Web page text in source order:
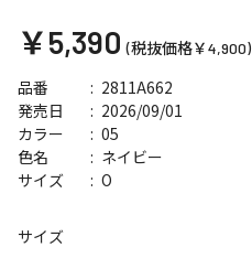
￥5,390 (税抜価格￥4,900)
品番 2811A662
発売日 2026/09/01
サイズ O
カラー 05
色名 ネイビー
サイズ